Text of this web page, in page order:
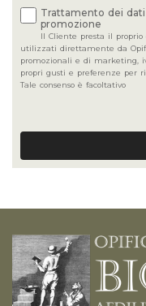
Trattamento dei
promozione
Il Cliente presta il proprio
utilizzati direttamente da
promozionali e di marketing,
propri gusti e preferenze per
Tale consenso è facoltativo